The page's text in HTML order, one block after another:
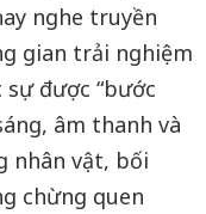
nghe truyền
gian trải nghiệm
được “bước
âm thanh và
nhân vật, bối
chừng quen